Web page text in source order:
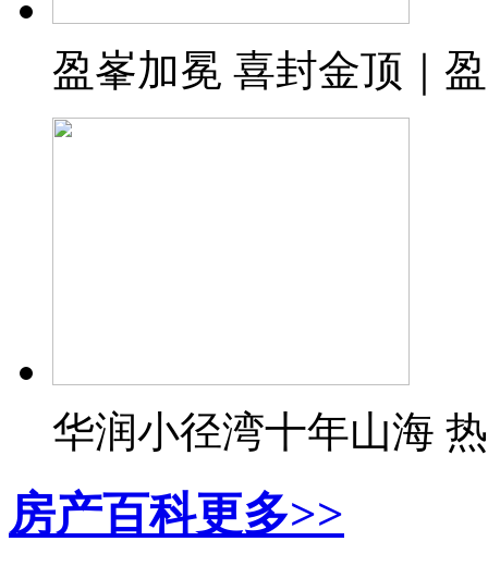
盈峯加冕 喜封金顶｜
华润小径湾十年山海
房产百科更多>>